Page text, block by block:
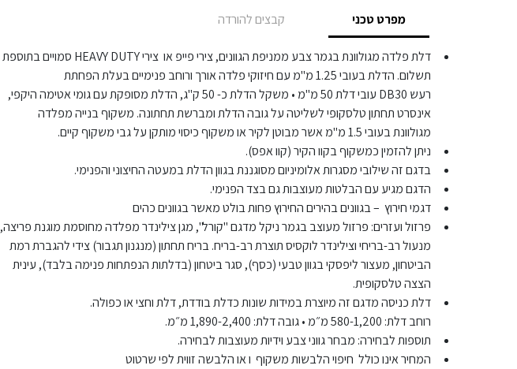
מפרט טכני קבצים להורדה
דלת פלדה מגולוונת בגמר צבע ממניפת הגוונים, צירי פייפ או צירי HEAVY DUTY סמויים בתוספת
תשלום. הדלת בעובי 1.25 מ"מ עם חיזוקי פלדה אורך ורוחב פנימיים בעלת הפחתת
רעש DB30 עובי דלת 50 מ"מ • משקל הדלת כ- 50 ק"ג, הדלת מסופקת עם גומי אטימה היקפי,
אינסרט תחתון טלסקופי לשליטה על גובה הדלת ומברשת תחתונה. משקוף בנייה מפלדה
מגולוונת בעובי 1.5 מ"מ אשר מבוטן לקיר או משקוף כיסוי מותקן על גבי משקוף קיים.
ניתן להזמין כמשקוף בקוו הקיר (קוו אפס).
בדגם זה שילובי מסגרות אלומיניום מסוגננת בגוון הדלת במעטה החיצוני והפנימי.
הדגם מגיע עם הבלטות מעוצבות גם בצד הפנימי.
דגמי חירוץ – בגוונים בהירים החירוץ פחות בולט מאשר בגוונים כהים
פרזול ועזרים: פרזול מעוצב בגמר ניקל מדגם "קורל", מגן צילינדר מפלדה מחוסמת מוגנת פריצה,
מנעול רב-בריחי וצילינדר לוקסיס תוצרת רב-בריח. בריח תחתון (מנגנון תגבור) צידי להגברת רמת
הביטחון, מעצור ליפסקי בגוון טבעי (כסף), סגר ביטחון (בדלתות הנפתחות פנימה בלבד), עינית
הצצה טלסקופית.
דלת כניסה מדגם זה מיוצרת במידות שונות כדלת בודדת, דלת וחצי או כפולה.
רוחב דלת: 580-1,200 מ״מ • גובה דלת: 1,890-2,400 מ״מ.
תוספות לבחירה: מבחר גווני צבע וידיות מעוצבות לבחירה.
המחיר אינו כולל חיפוי הלבשות משקוף ו או הלבשה זווית לפי שרטוט